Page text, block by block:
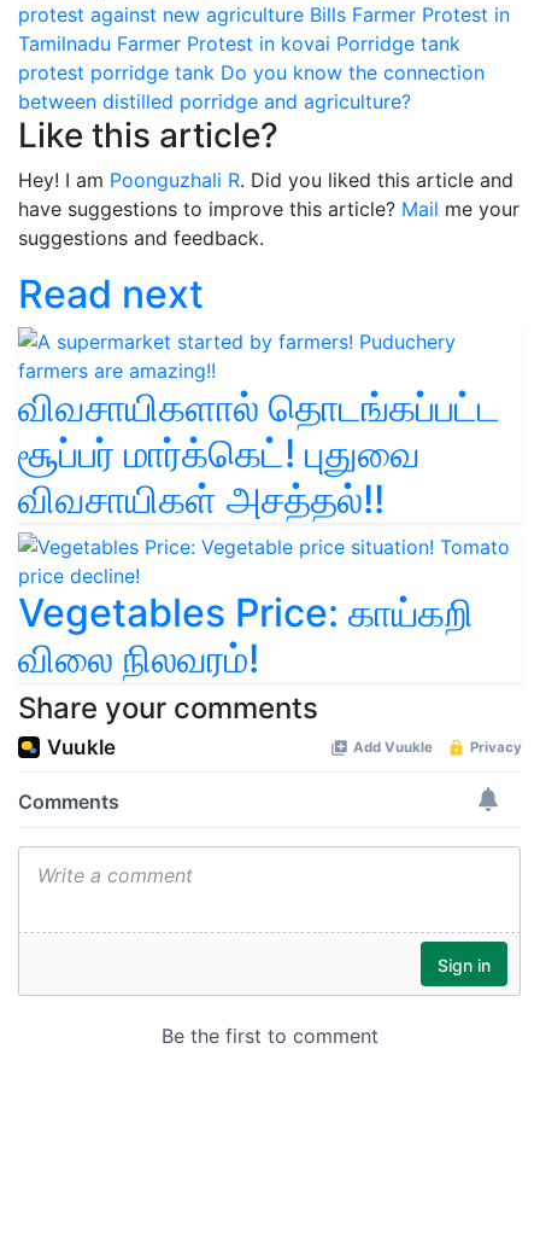
protest against new agriculture Bills Farmer Protest in
Tamilnadu Farmer Protest in kovai Porridge tank
protest porridge tank Do you know the connection
between distilled porridge and agriculture?
Like this article?
Hey! I am Poonguzhali R. Did you liked this article and
have suggestions to improve this article? Mail me your
suggestions and feedback.
Read next
விவசாயிகளால் தொடங்கப்பட்ட
சூப்பர் மார்க்கெட்! புதுவை
விவசாயிகள் அசத்தல்!!
Vegetables Price: காய்கறி
விலை நிலவரம்!
Share your comments